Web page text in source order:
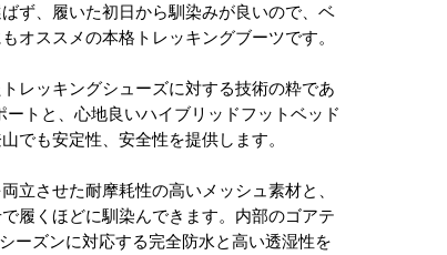
ず、履いた初日から馴染みが良いので、ベ
オススメの本格トレッキングブーツです。
レッキングシューズに対する技術の粋であ
トと、心地良いハイブリッドフットベッド
でも安定性、安全性を提供します。
立させた耐摩耗性の高いメッシュ素材と、
履くほどに馴染んできます。内部のゴアテ
ーズンに対応する完全防水と高い透湿性を